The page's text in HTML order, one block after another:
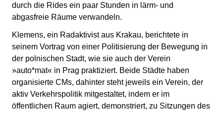
durch die Rides ein paar Stunden in lärm- und
abgasfreie Räume verwandeln.
Klemens, ein Radaktivist aus Krakau, berichtete in
seinem Vortrag von einer Politisierung der Bewegung in
der polnischen Stadt, wie sie auch der Verein
»auto*mat« in Prag praktiziert. Beide Städte haben
organisierte CMs, dahinter steht jeweils ein Verein, der
aktiv Verkehrspolitik mitgestaltet, indem er im
öffentlichen Raum agiert, demonstriert, zu Sitzungen des